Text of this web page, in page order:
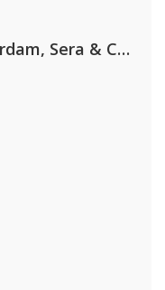
Kris Kross Amsterdam, Sera & Conor Maynard